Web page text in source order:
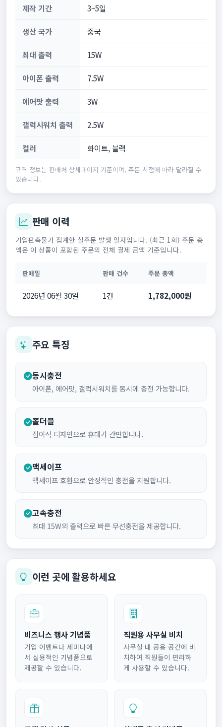
제작 기간 3~5일
생산 국가 중국
최대 출력 15W
아이폰 출력 7.5W
에어팟 출력 3W
갤럭시워치 출력 2.5W
컬러 화이트, 블랙
규격 정보는 판매처 상세페이지 기준이며, 주문 시점에 따라 달라질 수
있습니다.
판매 이력
기업판촉물가 집계한 실주문 발생 일자입니다. (최근 1회) 주문 총
액은 이 상품이 포함된 주문의 전체 결제 금액 기준입니다.
판매일 판매 건수 주문 총액
2026년 06월 30일 1건 1,782,000원
주요 특징
동시충전
아이폰, 에어팟, 갤럭시워치를 동시에 충전 가능합니다.
폴더블
접이식 디자인으로 휴대가 간편합니다.
맥세이프
맥세이프 호환으로 안정적인 충전을 지원합니다.
고속충전
최대 15W의 출력으로 빠른 무선충전을 제공합니다.
이런 곳에 활용하세요
비즈니스 행사 기념품
기업 이벤트나 세미나에
서 실용적인 기념품으로
제공할 수 있습니다.
직원용 사무실 비치
사무실 내 공용 공간에 비
치하여 직원들이 편리하
게 사용할 수 있습니다.